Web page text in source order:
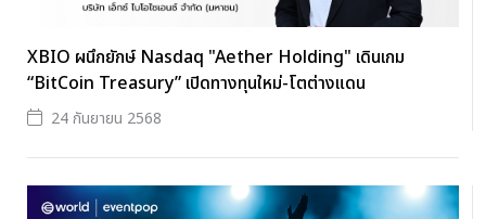
XBIO ผนึกยักษ์ Nasdaq "Aether Holding" เดินเกม
“BitCoin Treasury” เปิดทางทุนใหม่-โตต่างแดน
24 กันยายน 2568